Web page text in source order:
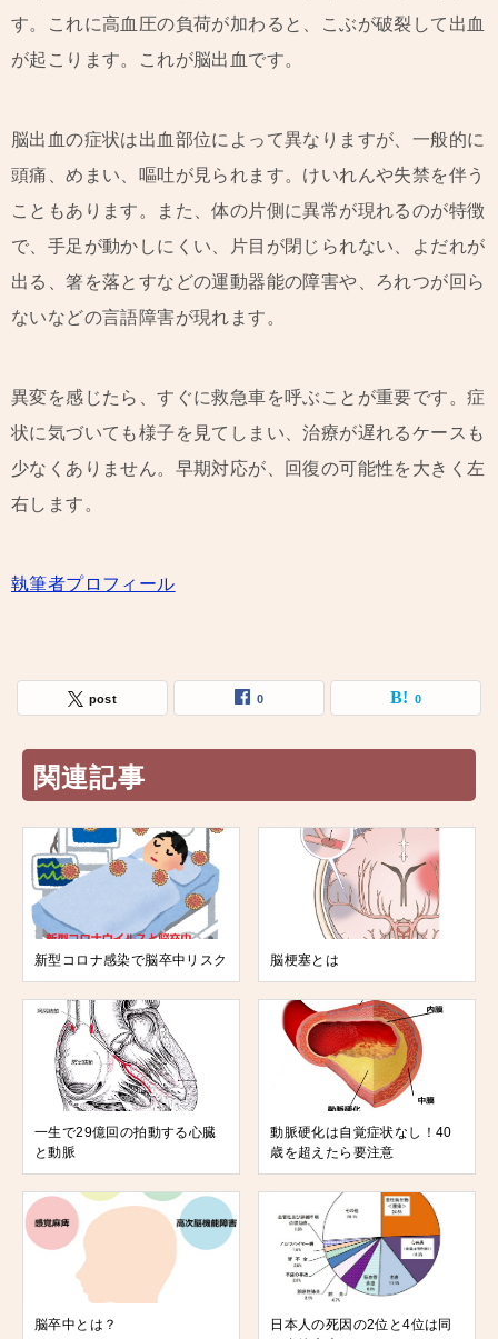
す。これに高血圧の負荷が加わると、こぶが破裂して出血
が起こります。これが脳出血です。
脳出血の症状は出血部位によって異なりますが、一般的に
頭痛、めまい、嘔吐が見られます。けいれんや失禁を伴う
こともあります。また、体の片側に異常が現れるのが特徴
で、手足が動かしにくい、片目が閉じられない、よだれが
出る、箸を落とすなどの運動器能の障害や、ろれつが回ら
ないなどの言語障害が現れます。
異変を感じたら、すぐに救急車を呼ぶことが重要です。症
状に気づいても様子を見てしまい、治療が遅れるケースも
少なくありません。早期対応が、回復の可能性を大きく左
右します。
執筆者プロフィール
post 0 0
関連記事
新型コロナ感染で脳卒中リスク 脳梗塞とは
一生で29億回の拍動する心臓
と動脈
動脈硬化は自覚症状なし！40
歳を超えたら要注意
脳卒中とは？
日本人の死因の2位と4位は同